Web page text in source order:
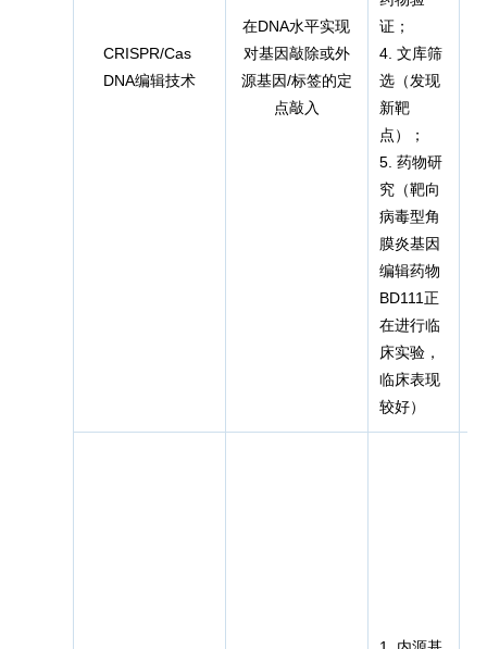
CRISPR/Cas
DNA编辑技术
在DNA水平实现
对基因敲除或外
源基因/标签的定
点敲入
证；
4. 文库筛
选（发现
新靶
点）；
5. 药物研
究（靶向
病毒型角
膜炎基因
编辑药物
BD111正
在进行临
床实验，
临床表现
较好）